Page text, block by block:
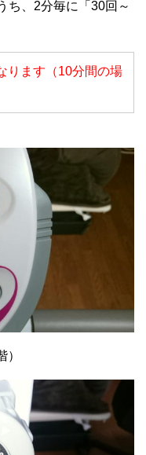
ち、2分毎に「30回～
ります（10分間の場